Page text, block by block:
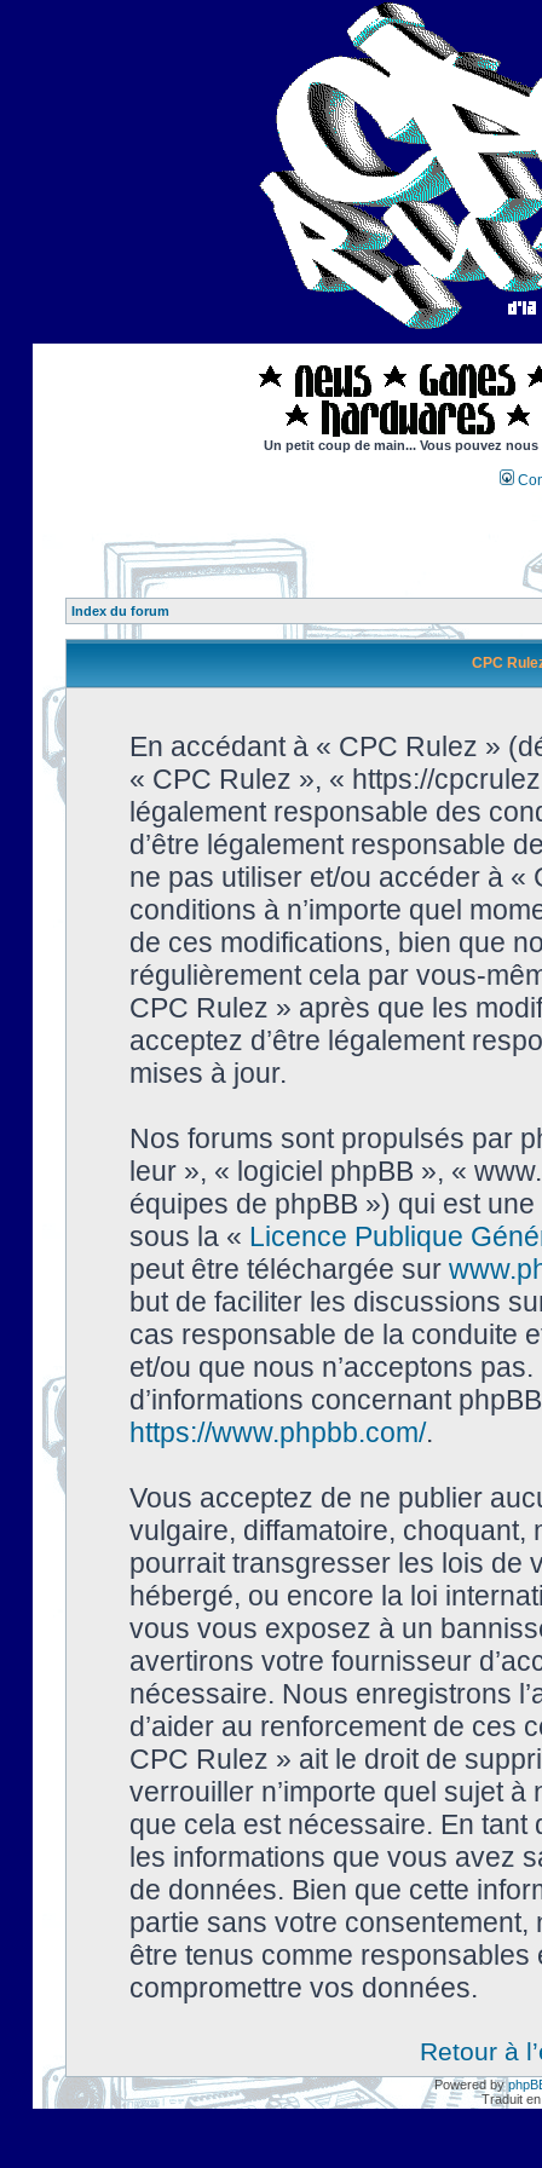
Un petit coup de main... Vous pouvez
Index du forum
CPC
En accédant à « CPC Rulez »
« CPC Rulez », « https://
légalement responsable des
d’être légalement responsable
ne pas utiliser et/ou accéder à
conditions à n’importe quel
de ces modifications, bien que
régulièrement cela par vous-
CPC Rulez » après que les
acceptez d’être légalement
mises à jour.
Nos forums sont propulsés par
leur », « logiciel phpBB », «
équipes de phpBB ») qui est
sous la « Licence Publique
peut être téléchargée sur
but de faciliter les discussions
cas responsable de la conduite
et/ou que nous n’acceptons
d’informations concernant
https://www.phpbb.com/.
Vous acceptez de ne publier
vulgaire, diffamatoire, choquant,
pourrait transgresser les lois de
hébergé, ou encore la loi
vous vous exposez à un
avertirons votre fournisseur
nécessaire. Nous enregistrons
d’aider au renforcement de ces
CPC Rulez » ait le droit de
verrouiller n’importe quel sujet à
que cela est nécessaire. En tant
les informations que vous avez
de données. Bien que cette
partie sans votre
être tenus comme
compromettre vos données.
Retour à
Powered by
Traduit